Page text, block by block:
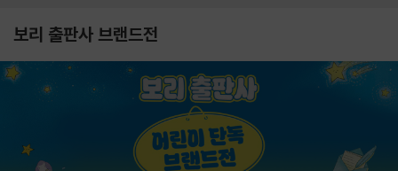
보리 출판사 브랜드전